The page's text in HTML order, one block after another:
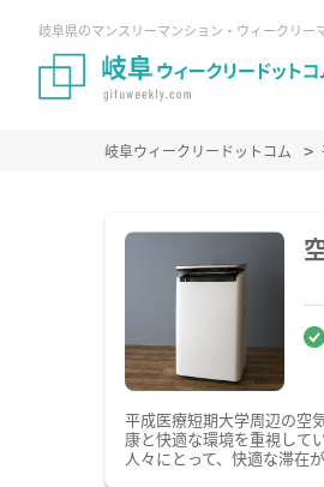
岐阜県のマンスリーマンション・ウィークリー
岐阜ウィークリードットコム
平成医療短期大学周辺の空
康と快適な環境を重視して
人々にとって、快適な滞在が